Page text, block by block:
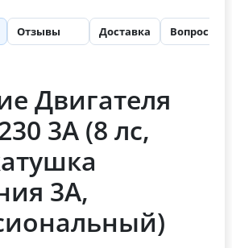
Отзывы Доставка Вопросы
Двигателя
3А (8 лс,
3А,